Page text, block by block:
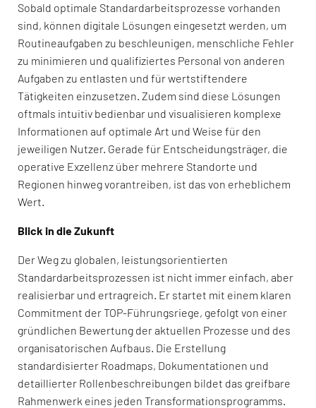
Sobald optimale Standardarbeitsprozesse vorhanden
sind, können digitale Lösungen eingesetzt werden, um
Routineaufgaben zu beschleunigen, menschliche Fehler
zu minimieren und qualifiziertes Personal von anderen
Aufgaben zu entlasten und für wertstiftendere
Tätigkeiten einzusetzen. Zudem sind diese Lösungen
oftmals intuitiv bedienbar und visualisieren komplexe
Informationen auf optimale Art und Weise für den
jeweiligen Nutzer. Gerade für Entscheidungsträger, die
operative Exzellenz über mehrere Standorte und
Regionen hinweg vorantreiben, ist das von erheblichem
Wert.
Blick in die Zukunft
Der Weg zu globalen, leistungsorientierten
Standardarbeitsprozessen ist nicht immer einfach, aber
realisierbar und ertragreich. Er startet mit einem klaren
Commitment der TOP-Führungsriege, gefolgt von einer
gründlichen Bewertung der aktuellen Prozesse und des
organisatorischen Aufbaus. Die Erstellung
standardisierter Roadmaps, Dokumentationen und
detaillierter Rollenbeschreibungen bildet das greifbare
Rahmenwerk eines jeden Transformationsprogramms.